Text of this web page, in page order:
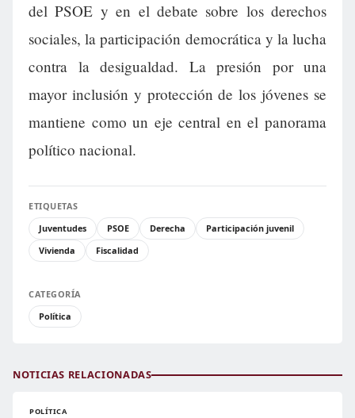
del PSOE y en el debate sobre los derechos
sociales, la participación democrática y la lucha
contra la desigualdad. La presión por una
mayor inclusión y protección de los jóvenes se
mantiene como un eje central en el panorama
político nacional.
ETIQUETAS
Juventudes
PSOE Derecha
Participación juvenil
Vivienda
Fiscalidad
CATEGORÍA
Política
NOTICIAS RELACIONADAS
POLÍTICA